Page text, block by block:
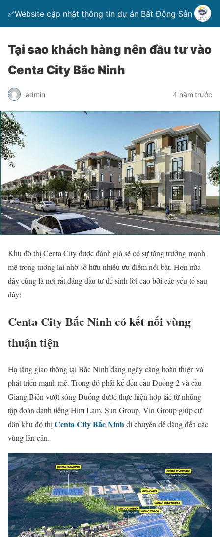
✅Website cập nhật thông tin dự án Bất Động Sản
Tại sao khách hàng nên đầu tư vào
Centa City Bắc Ninh
admin 4 năm trước
Khu đô thị Centa City được đánh giá sẽ có sự tăng trưởng mạnh
mẽ trong tương lai nhờ sở hữu nhiều ưu điểm nổi bật. Hơn nữa
đây cũng là nơi rất đáng đầu tư để sinh lời cao bởi các yếu tố sau
đây:
Centa City Bắc Ninh cókết nối vùng
thuận tiện
Hạ tầng giao thông tại Bắc Ninh đang ngày càng hoàn thiện và
phát triển mạnh mẽ. Trong đó phải kể đến cầu Đuống 2 và cầu
Giang Biên vượt sông Đuống được thực hiện hợp tác từ những
tập đoàn danh tiếng Him Lam, Sun Group, Vin Group giúp cư
dân khu đô thị Centa City Bắc Ninhdi chuyển dễ dàng đến các
vùng lân cận.